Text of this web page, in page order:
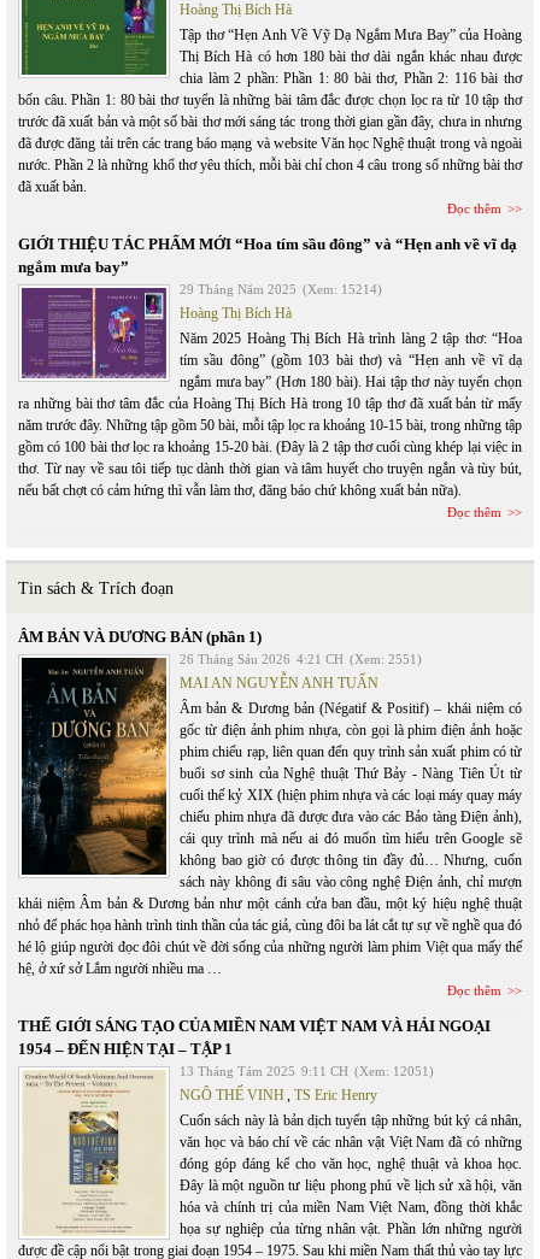
Hoàng Thị Bích Hà
Tập thơ “Hẹn Anh Về Vỹ Dạ Ngắm Mưa Bay” của Hoàng
Thị Bích Hà có hơn 180 bài thơ dài ngắn khác nhau được
chia làm 2 phần: Phần 1: 80 bài thơ, Phần 2: 116 bài thơ
bốn câu. Phần 1: 80 bài thơ tuyển là những bài tâm đắc được chọn lọc ra từ 10 tập thơ
trước đã xuất bản và một số bài thơ mới sáng tác trong thời gian gần đây, chưa in nhưng
đã được đăng tải trên các trang báo mạng và website Văn học Nghệ thuật trong và ngoài
nước. Phần 2 là những khổ thơ yêu thích, mỗi bài chỉ chon 4 câu trong số những bài thơ
đã xuất bản.
Đọc thêm
GIỚI THIỆU TÁC PHẨM MỚI “Hoa tím sầu đông” và “Hẹn anh về vĩ dạ
ngắm mưa bay”
29 Tháng Năm 2025 (Xem: 15214)
Hoàng Thị Bích Hà
Năm 2025 Hoàng Thị Bích Hà trình làng 2 tập thơ: “Hoa
tím sầu đông” (gồm 103 bài thơ) và “Hẹn anh về vĩ dạ
ngắm mưa bay” (Hơn 180 bài). Hai tập thơ này tuyển chọn
ra những bài thơ tâm đắc của Hoàng Thị Bích Hà trong 10 tập thơ đã xuất bản từ mấy
năm trước đây. Những tập gồm 50 bài, mỗi tập lọc ra khoảng 10-15 bài, trong những tập
gồm có 100 bài thơ lọc ra khoảng 15-20 bài. (Đây là 2 tập thơ cuối cùng khép lại việc in
thơ. Từ nay về sau tôi tiếp tục dành thời gian và tâm huyết cho truyện ngắn và tùy bút,
nếu bất chợt có cảm hứng thì vẫn làm thơ, đăng báo chứ không xuất bản nữa).
Đọc thêm
Tin sách & Trích đoạn
ÂM BẢN VÀ DƯƠNG BẢN (phần 1)
26 Tháng Sáu 2026 4:21 CH (Xem: 2551)
MAI AN NGUYỄN ANH TUẤN
Âm bản & Dương bản (Négatif & Positif) – khái niệm có
gốc từ điện ảnh phim nhựa, còn gọi là phim điện ảnh hoặc
phim chiếu rạp, liên quan đến quy trình sản xuất phim có từ
buổi sơ sinh của Nghệ thuật Thứ Bảy - Nàng Tiên Út từ
cuối thế kỷ XIX (hiện phim nhựa và các loại máy quay máy
chiếu phim nhựa đã được đưa vào các Bảo tàng Điện ảnh),
cái quy trình mà nếu ai đó muốn tìm hiểu trên Google sẽ
không bao giờ có được thông tin đầy đủ… Nhưng, cuốn
sách này không đi sâu vào công nghệ Điện ảnh, chỉ mượn
khái niệm Âm bản & Dương bản như một cánh cửa ban đầu, một ký hiệu nghệ thuật
nhỏ để phác họa hành trình tinh thần của tác giả, cùng đôi ba lát cắt tự sự về nghề qua đó
hé lộ giúp người đọc đôi chút về đời sống của những người làm phim Việt qua mấy thế
hệ, ở xứ sở Lắm người nhiều ma …
Đọc thêm
THẾ GIỚI SÁNG TẠO CỦA MIỀN NAM VIỆT NAM VÀ HẢI NGOẠI
1954 – ĐẾN HIỆN TẠI – TẬP 1
13 Tháng Tám 2025 9:11 CH (Xem: 12051)
NGÔ THẾ VINH, TS Eric Henry
Cuốn sách này là bản dịch tuyển tập những bút ký cá nhân,
văn học và báo chí về các nhân vật Việt Nam đã có những
đóng góp đáng kể cho văn học, nghệ thuật và khoa học.
Đây là một nguồn tư liệu phong phú về lịch sử xã hội, văn
hóa và chính trị của miền Nam Việt Nam, đồng thời khắc
họa sự nghiệp của từng nhân vật. Phần lớn những người
được đề cập nổi bật trong giai đoạn 1954 – 1975. Sau khi miền Nam thất thủ vào tay lực